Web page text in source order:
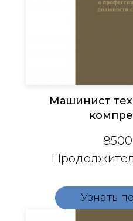
Машинист
8500
Узнать